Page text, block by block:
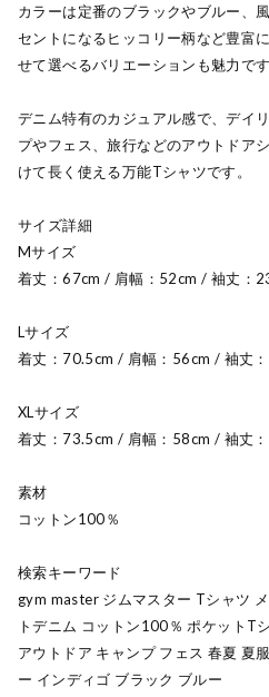
カラーは定番のブラックやブルー、
セントになるヒッコリー柄など豊富
せて選べるバリエーションも魅力です
デニム特有のカジュアル感で、デイ
プやフェス、旅行などのアウトドア
けて長く使える万能Tシャツです。
サイズ詳細
Mサイズ
着丈：67cm / 肩幅：52cm / 袖丈：
Lサイズ
着丈：70.5cm / 肩幅：56cm / 袖丈
XLサイズ
着丈：73.5cm / 肩幅：58cm / 袖丈
素材
コットン100％
検索キーワード
gym master ジムマスター Tシャツ
トデニム コットン100％ ポケットT
アウトドア キャンプ フェス 春夏 夏
ー インディゴ ブラック ブルー